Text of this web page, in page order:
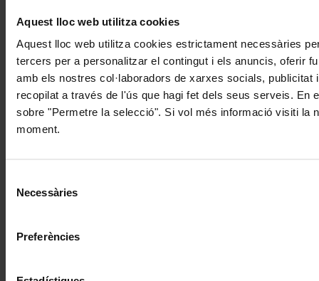
Aquest lloc web utilitza cookies
Aquest lloc web utilitza cookies estrictament necessàries
tercers per a personalitzar el contingut i els anuncis, oferir
amb els nostres col·laboradors de xarxes socials,
recopilat a través de l'ús que hagi fet dels seus serveis. En
sobre "Permetre la selecció". Si vol més informació visiti la
moment.
Necessàries
Preferències